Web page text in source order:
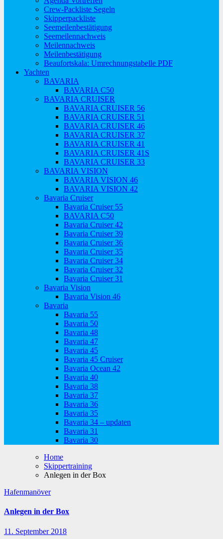
Crew-Packliste Segeln
Skipperpackliste
Seemeilenbestätigung
Seemeilennachweis
Meilennachweis
Meilenbestätigung
Beaufortskala: Umrechnungstabelle PDF
Yachten
BAVARIA
BAVARIA C50
BAVARIA CRUISER
BAVARIA CRUISER 56
BAVARIA CRUISER 51
BAVARIA CRUISER 46
BAVARIA CRUISER 37
BAVARIA CRUISER 41
BAVARIA CRUISER 41S
BAVARIA CRUISER 33
BAVARIA VISION
BAVARIA VISION 46
BAVARIA VISION 42
Bavaria Cruiser
Bavaria Cruiser 55
BAVARIA C50
Bavaria Cruiser 42
Bavaria Cruiser 39
Bavaria Cruiser 36
Bavaria Cruiser 35
Bavaria Cruiser 34
Bavaria Cruiser 32
Bavaria Cruiser 31
Bavaria Vision
Bavaria Vision 46
Bavaria
Bavaria 55
Bavaria 50
Bavaria 48
Bavaria 47
Bavaria 45
Bavaria 45 Cruiser
Bavaria Ocean 42
Bavaria 40
Bavaria 38
Bavaria 37
Bavaria 36
Bavaria 35
Bavaria 34 – updaten
Bavaria 31
Bavaria 30
Home
Skippertraining
Anlegen in der Box
Hafenmanöver
Anlegen in der Box
11. September 2018